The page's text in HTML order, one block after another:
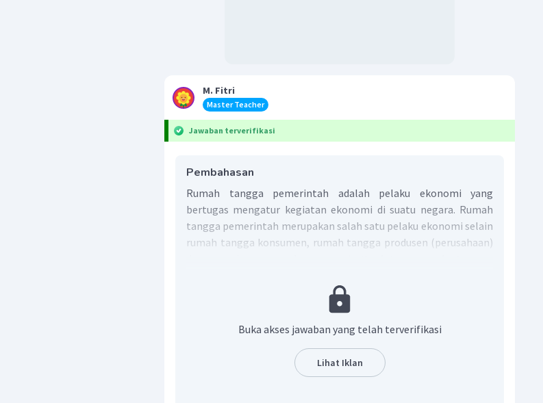
M. Fitri
Master Teacher
Jawaban terverifikasi
Pembahasan
Rumah tangga pemerintah adalah pelaku ekonomi yang
bertugas mengatur kegiatan ekonomi di suatu negara. Rumah
tangga pemerintah merupakan salah satu pelaku ekonomi selain
rumah tangga konsumen, rumah tangga produsen (perusahaan)
memberikan subsidi kepada para pelaku ekonomi,
melakukan produksi barang-barang publik.
Buka akses jawaban yang telah terverifikasi
Lihat Iklan